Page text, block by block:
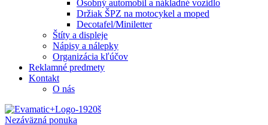
Osobný automobil a nákladné vozidlo
Držiak ŠPZ na motocykel a moped
Decotafel/Miniletter
Štíty a displeje
Nápisy a nálepky
Organizácia kľúčov
Reklamné predmety
Kontakt
O nás
Nezáväzná ponuka